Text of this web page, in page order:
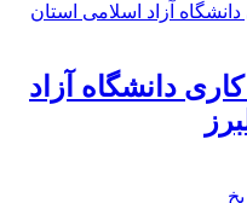
دانشگاه آزاد